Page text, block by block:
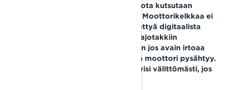
on digitaalinen elektroninen avain, jota kutsutaan
ohjelmoitavaksi opetteluavaimeksi. Moottorikelkkaa ei
voi siirtää ilman tätä konsoliin kytkettyä digitaalista
avainta. Opetteluavain toimii myös ajotakkiin
kiinnitettävänä kiinnitysnaruna, joten jos avain irtoaa
ajoneuvosta, sytytysvirta katkeaa ja moottori pysähtyy.
Tässä tapauksessa moottori pysähtyisi välittömästi, jos